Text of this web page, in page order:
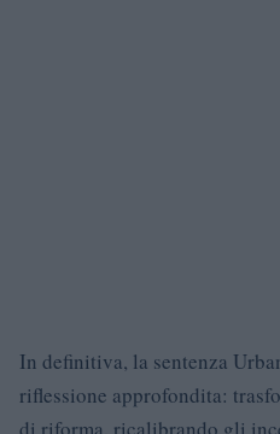
In definitiva, la sentenza
riflessione approfondita: